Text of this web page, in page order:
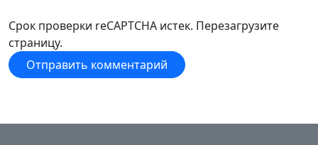
Срок проверки reCAPTCHA истек. Перезагрузите
страницу.